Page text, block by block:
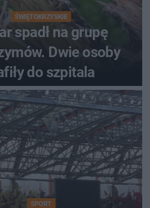
ŚWIĘTOKRZYSKIE
spadł na grupę
Dwie osoby
do szpitala
SPORT